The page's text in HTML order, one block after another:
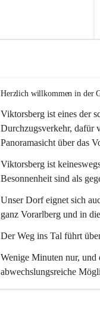
Herzlich willkommen in der
Viktorsberg ist eines der
Durchzugsverkehr, dafür
Panoramasicht über das
Viktorsberg ist
Besonnenheit sind als
Unser Dorf eignet sich
ganz Vorarlberg und in
Der Weg ins Tal führt
Wenige Minuten nur, und
abwechslungsreiche